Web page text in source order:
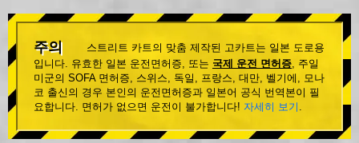
주의
스트리트 카트의 맞춤 제작된 고카트는 일본 도로용
입니다. 유효한 일본 운전면허증, 또는 국제 운전 면허증, 주일
미군의 SOFA 면허증, 스위스, 독일, 프랑스, 대만, 벨기에, 모나
코 출신의 경우 본인의 운전면허증과 일본어 공식 번역본이 필
요합니다. 면허가 없으면 운전이 불가합니다! 자세히 보기 .